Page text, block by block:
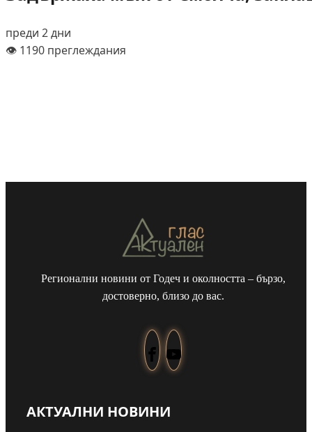
преди 2 дни
👁️ 1190 преглеждания
Регионални новини от Годеч и околността – бързо,
достоверно, близо до вас.
АКТУАЛНИ НОВИНИ